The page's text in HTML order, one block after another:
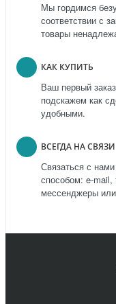
Мы гордимся
соответствии с
товары
КАК КУПИТЬ
Ваш первый
подскажем как
удобными.
ВСЕГДА НА СВЯЗИ
Связаться с
способом: e-
мессенджеры или